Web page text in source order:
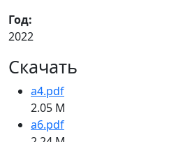
Год:
2022
Скачать
a4.pdf
2.05 M
a6.pdf